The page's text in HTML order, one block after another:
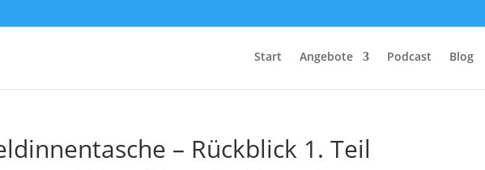
Start Angebote Podcast Blog
– Rückblick 1. Teil